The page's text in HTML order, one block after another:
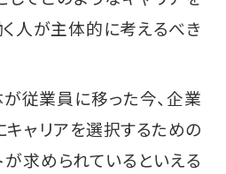
人が主体的に考えるべき
従業員に移った今、企業
ャリアを選択するための
求められているといえる